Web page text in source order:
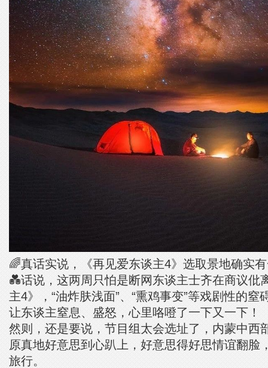
🌈真话实说，《再见爱东谈主4》选取景地确实
💑话说，这两周只怕是断网东谈主士齐在商议仳
主4》，“油炸肤浅面”、“熏鸡事变”等戏剧性的窒
让东谈主窒息、盛怒，心里咯噔了一下又一下！
然则，还是要说，节目组太会选址了，内蒙中西
原真地好意思到心趴上，好意思得好思情谊翻脸
旅行。